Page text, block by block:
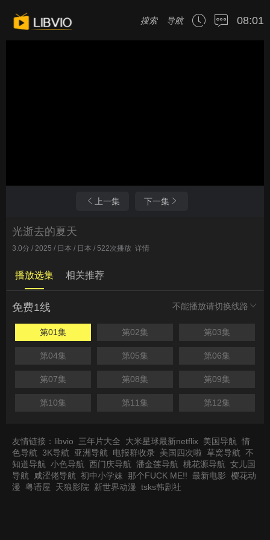
搜索 导航 08:01
上一集 下一集
光逝去的夏天
3.0分 / 2025 / 日本 / 日本 / 522次播放 详情
播放选集 相关推荐
不能播放请切换线路
免费1线
第01集 第02集 第03集
第04集 第05集 第06集
第07集 第08集 第09集
第10集 第11集 第12集
友情链接： libvio 三年片大全 大米星球最新netflix 美国导航 情
色导航 3K导航 亚洲导航 电报群收录 美国四次啦 草窝导航 不
知道导航 小色导航 西门庆导航 潘金莲导航 桃花源导航 女儿国
导航
咸涩佬导航 初中小学妹 那个FUCK ME!! 最新电影 樱花动
漫
粤语屋 天狼影院 新世界动漫 tsks韩剧社